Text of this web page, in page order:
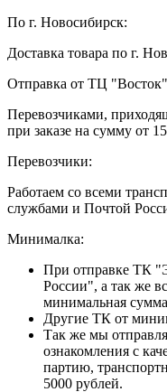
По г. Новосибирск:
Доставка товара по г.
Отправка от ТЦ
Перевозчиками,
при заказе на сумму от
Перевозчики:
Работаем со всеми
службами и Почтой
Минималка:
При отправке ТК
России", а так же
минимальная сумма
Другие ТК от
Так же мы
ознакомления с
партию,
5000 рублей.